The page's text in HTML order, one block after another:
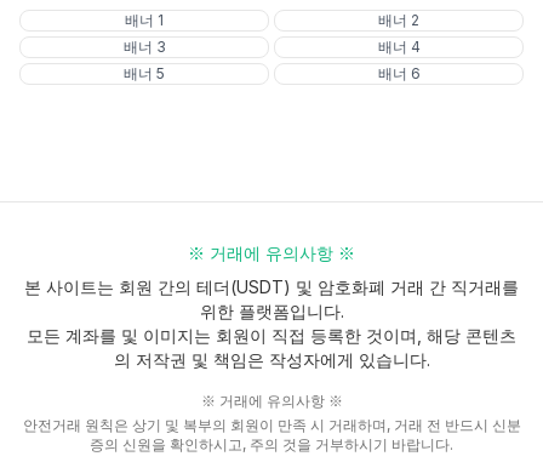
배너 1 배너 2
배너 3 배너 4
배너 5 배너 6
※ 거래에 유의사항 ※
본 사이트는 회원 간의 테더(USDT) 및 암호화폐 거래 간 직거래를
위한 플랫폼입니다.
모든 계좌를 및 이미지는 회원이 직접 등록한 것이며, 해당 콘텐츠
의 저작권 및 책임은 작성자에게 있습니다.
※ 거래에 유의사항 ※
안전거래 원칙은 상기 및 복부의 회원이 만족 시 거래하며, 거래 전 반드시 신분
증의 신원을 확인하시고, 주의 것을 거부하시기 바랍니다.